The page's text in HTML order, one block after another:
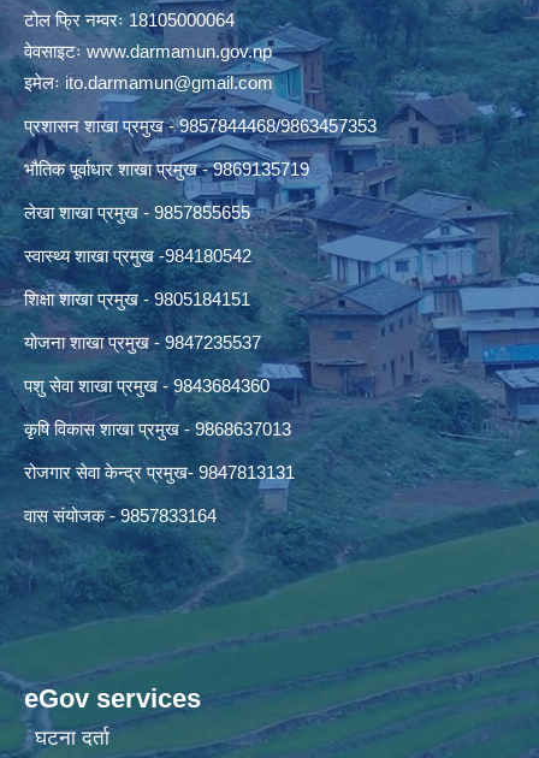
टोल फ्रि नम्वरः 18105000064
वेवसाइटःwww.darmamun.gov.np
इमेलःito.darmamun@gmail.com
प्रशासन शाखा प्रमुख - 9857844468/9863457353
भौतिक पूर्वाधार शाखा प्रमुख - 9869135719
लेखा शाखा प्रमुख - 9857855655
स्वास्थ्य शाखा प्रमुख -984180542
शिक्षा शाखा प्रमुख - 9805184151
योजना शाखा प्रमुख - 9847235537
पशु सेवा शाखा प्रमुख - 9843684360
कृषि विकास शाखा प्रमुख - 9868637013
रोजगार सेवा केन्द्र प्रमुख- 9847813131
वास संयोजक - 9857833164
eGov services
घटना दर्ता